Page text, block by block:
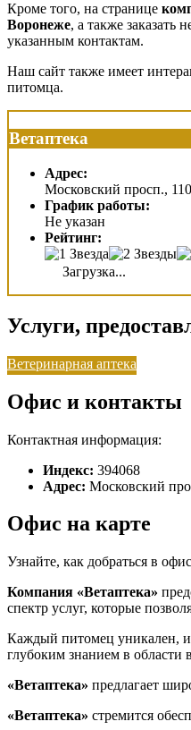
Кроме того, на странице
Воронеже, а также заказать
указанным контактам.
Наш сайт также имеет
питомца.
Ветаптека
Адрес:
Московский просп.,
График работы:
Не указан
Рейтинг:
Загрузка...
Услуги,
Ветеринарная аптека
Офис и контакты
Контактная информация:
Индекс: 394068
Адрес: Московский
Офис на карте
Узнайте, как добраться в
Компания «Ветаптека»
спектр услуг, которые
Каждый питомец уникален,
глубоким знанием в области
«Ветаптека» предлагает
«Ветаптека» стремится